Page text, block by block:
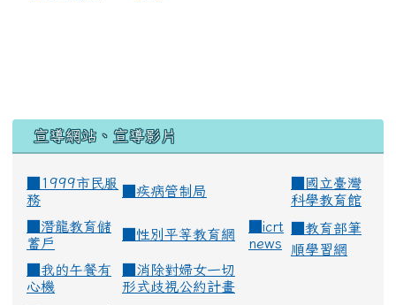
宣導網站、宣導影片
■1999市民服
務
疾病管制局
國立臺灣
科學教育館
潛龍教育儲
蓄戶
性別平等教育網
icrt
news
教育部筆
順學習網
我的午餐有
心機
消除對婦女一切
形式歧視公約計畫